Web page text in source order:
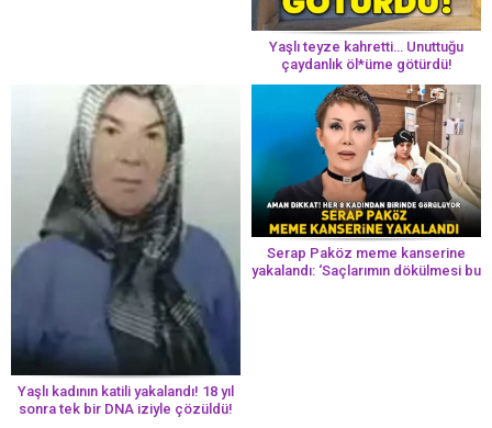
Yaşlı teyze kahretti… Unuttuğu
çaydanlık öl*üme götürdü!
Yaşlı kadının katili yakalandı! 18 yıl
sonra tek bir DNA iziyle çözüldü!
Serap Paköz meme kanserine
yakalandı: ‘Saçlarımın dökülmesi bu